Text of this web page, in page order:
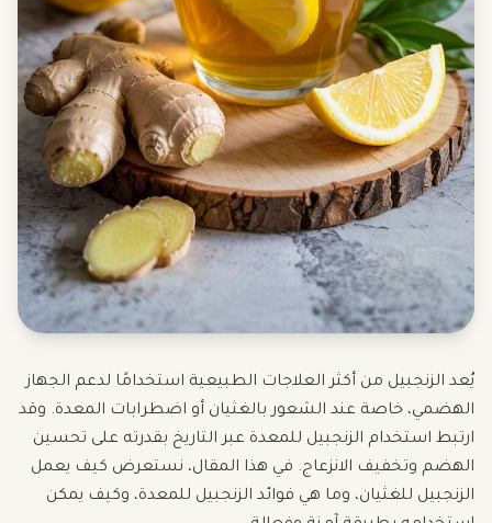
يُعد الزنجبيل من أكثر العلاجات الطبيعية استخدامًا لدعم الجهاز
الهضمي، خاصة عند الشعور بالغثيان أو اضطرابات المعدة. وقد
ارتبط استخدام الزنجبيل للمعدة عبر التاريخ بقدرته على تحسين
الهضم وتخفيف الانزعاج. في هذا المقال، نستعرض كيف يعمل
الزنجبيل للغثيان، وما هي فوائد الزنجبيل للمعدة، وكيف يمكن